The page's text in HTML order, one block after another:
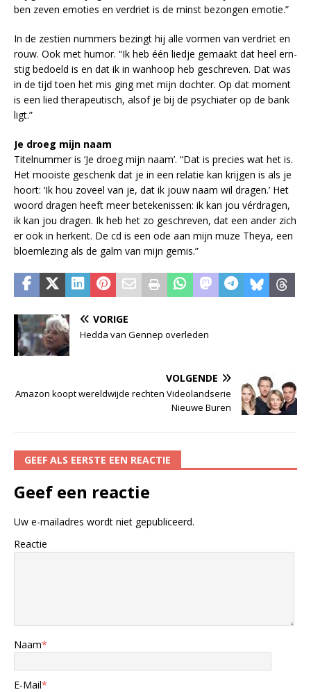
ben ze­ven emo­ties en ver­driet is de minst be­zon­gen emo­tie.”
In de zes­tien num­mers be­zingt hij alle vor­men van ver­driet en
rouw. Ook met hu­mor. “Ik heb één lied­je ge­maakt dat heel ern­
stig be­doeld is en dat ik in wan­hoop heb ge­schre­ven. Dat was
in de tijd toen het mis ging met mijn doch­ter. Op dat mo­ment
is een lied the­ra­peu­tisch, als­of je bij de psy­chi­a­ter op de bank
ligt.”
Je droeg mijn naam
Ti­tel­num­mer is ‘Je droeg mijn naam’. “Dat is pre­cies wat het is.
Het mooi­ste ge­schenk dat je in een re­la­tie kan krij­gen is als je
hoort: ‘Ik hou zo­veel van je, dat ik jouw naam wil dra­gen.’ Het
woord dra­gen heeft meer be­te­ke­nis­sen: ik kan jou vér­dra­gen,
ik kan jou dra­gen. Ik heb het zo ge­schre­ven, dat een an­der zich
er ook in her­kent. De cd is een ode aan mijn muze Theya, een
bloem­le­zing als de galm van mijn ge­mis.”
VORIGE
Hedda van Gennep overleden
VOLGENDE
Amazon koopt wereldwijde rechten Videolandserie
Nieuwe Buren
GEEF ALS EERSTE EEN REACTIE
Geef een reactie
Uw e-mailadres wordt niet gepubliceerd.
Reactie
Naam*
E-Mail*